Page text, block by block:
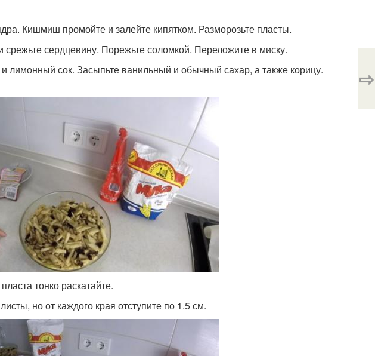
Кишмиш промойте и залейте кипятком. Разморозьте пласты.
сердцевину. Порежьте соломкой. Переложите в миску.
лимонный сок. Засыпьте ванильный и обычный сахар, а также корицу.
тонко раскатайте.
но от каждого края отступите по 1.5 см.
⇨